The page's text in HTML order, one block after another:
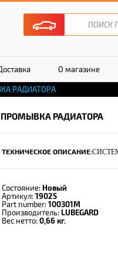
О магазине
РАДИАТОРА
ПРОМЫВКА РАДИАТОРА
ТЕХНИЧЕСКОЕ ОПИСАНИЕ:
Состояние: Новый
Артикул: 19025
Part number: 100301M
Производитель: LUBEGARD
Вес нетто: 0,66 кг.